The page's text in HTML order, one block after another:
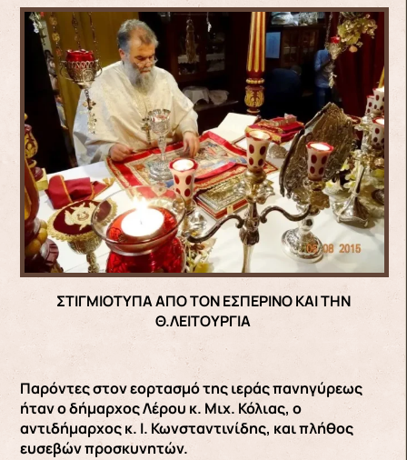
ΣΤΙΓΜΙΟΤΥΠΑ ΑΠΟ ΤΟΝ ΕΣΠΕΡΙΝΟ ΚΑΙ ΤΗΝ
Θ.ΛΕΙΤΟΥΡΓΙΑ
Παρόντες στον εορτασμό της ιεράς πανηγύρεως
ήταν ο δήμαρχος Λέρου κ. Μιχ. Κόλιας, ο
αντιδήμαρχος κ. Ι. Κωνσταντινίδης, και πλήθος
ευσεβών προσκυνητών.